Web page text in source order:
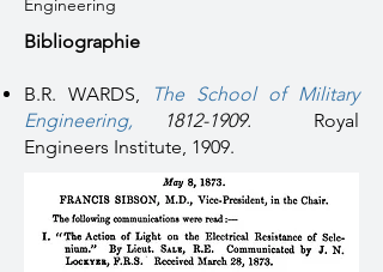
Engineering
Bibliographie
B.R. WARDS,
The School of Military
Engineering, 1812-1909. Royal
Engineers Institute, 1909.